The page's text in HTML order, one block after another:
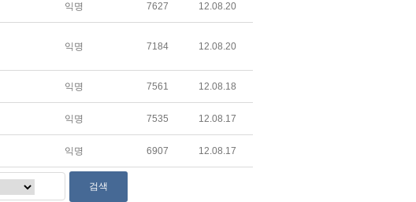
익명 7627 12.08.20
익명 7184 12.08.20
익명 7561 12.08.18
익명 7535 12.08.17
익명 6907 12.08.17